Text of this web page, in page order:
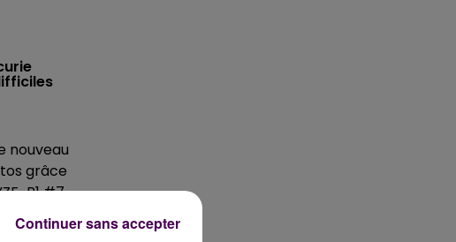
nouveau
grâce
R1 #7.
Continuer sans accepter